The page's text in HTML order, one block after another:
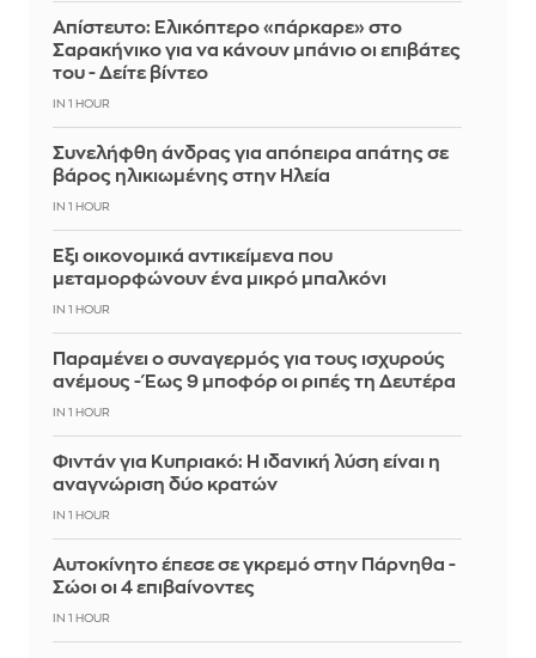
Απίστευτο: Ελικόπτερο «πάρκαρε» στο
Σαρακήνικο για να κάνουν μπάνιο οι επιβάτες
του - Δείτε βίντεο
IN 1 HOUR
Συνελήφθη άνδρας για απόπειρα απάτης σε
βάρος ηλικιωμένης στην Ηλεία
IN 1 HOUR
Έξι οικονομικά αντικείμενα που
μεταμορφώνουν ένα μικρό μπαλκόνι
IN 1 HOUR
Παραμένει ο συναγερμός για τους ισχυρούς
ανέμους - Έως 9 μποφόρ οι ριπές τη Δευτέρα
IN 1 HOUR
Φιντάν για Κυπριακό: Η ιδανική λύση είναι η
αναγνώριση δύο κρατών
IN 1 HOUR
Αυτοκίνητο έπεσε σε γκρεμό στην Πάρνηθα -
Σώοι οι 4 επιβαίνοντες
IN 1 HOUR